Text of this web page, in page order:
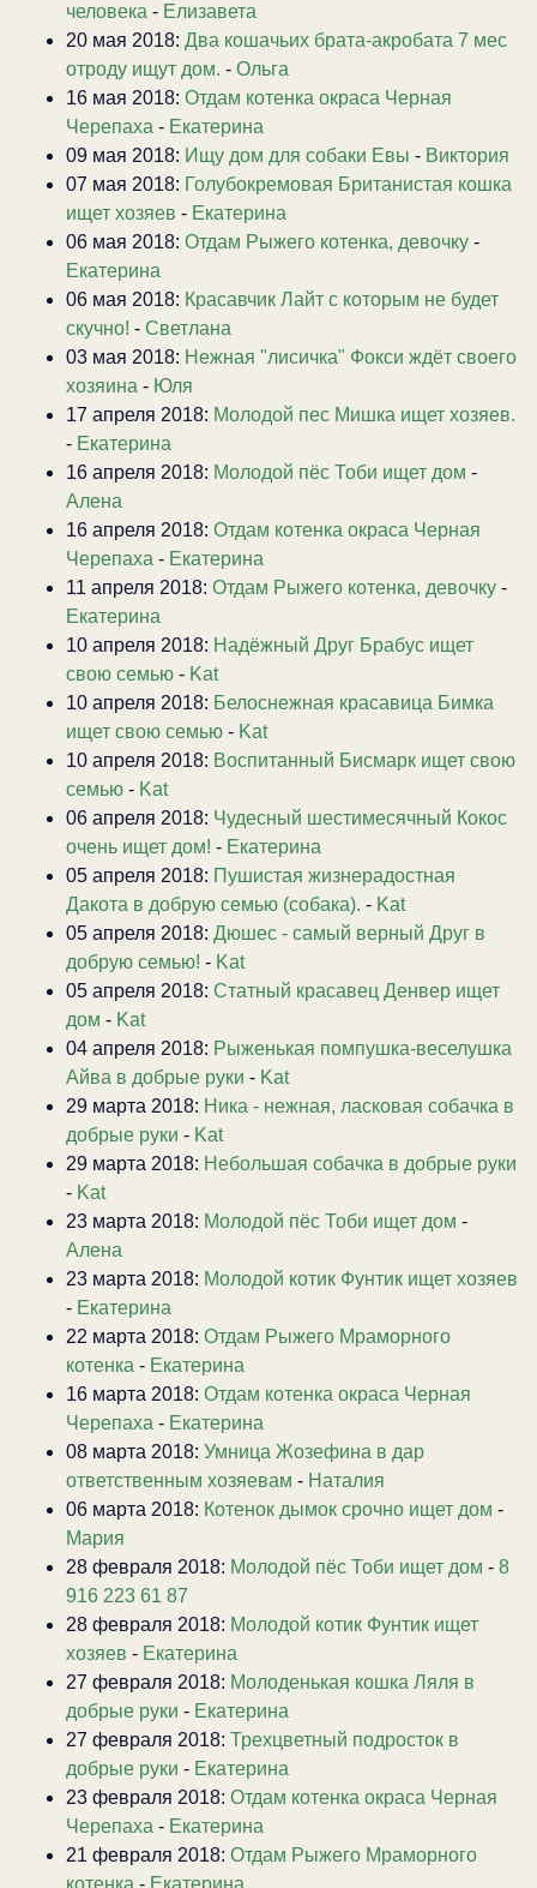
человека - Елизавета
20 мая 2018: Два кошачьих брата-акробата 7 мес
отроду ищут дом. - Ольга
16 мая 2018: Отдам котенка окраса Черная
Черепаха - Екатерина
09 мая 2018: Ищу дом для собаки Евы - Виктория
07 мая 2018: Голубокремовая Британистая кошка
ищет хозяев - Екатерина
06 мая 2018: Отдам Рыжего котенка, девочку -
Екатерина
06 мая 2018: Красавчик Лайт с которым не будет
скучно! - Светлана
03 мая 2018: Нежная "лисичка" Фокси ждёт своего
хозяина - Юля
17 апреля 2018: Молодой пес Мишка ищет хозяев.
- Екатерина
16 апреля 2018: Молодой пёс Тоби ищет дом -
Алена
16 апреля 2018: Отдам котенка окраса Черная
Черепаха - Екатерина
11 апреля 2018: Отдам Рыжего котенка, девочку -
Екатерина
10 апреля 2018: Надёжный Друг Брабус ищет
свою семью - Kat
10 апреля 2018: Белоснежная красавица Бимка
ищет свою семью - Kat
10 апреля 2018: Воспитанный Бисмарк ищет свою
семью - Kat
06 апреля 2018: Чудесный шестимесячный Кокос
очень ищет дом! - Екатерина
05 апреля 2018: Пушистая жизнерадостная
Дакота в добрую семью (собака). - Kat
05 апреля 2018: Дюшес - самый верный Друг в
добрую семью! - Kat
05 апреля 2018: Статный красавец Денвер ищет
дом - Kat
04 апреля 2018: Рыженькая помпушка-веселушка
Айва в добрые руки - Kat
29 марта 2018: Ника - нежная, ласковая собачка в
добрые руки - Kat
29 марта 2018: Небольшая собачка в добрые руки
- Kat
23 марта 2018: Молодой пёс Тоби ищет дом -
Алена
23 марта 2018: Молодой котик Фунтик ищет хозяев
- Екатерина
22 марта 2018: Отдам Рыжего Мраморного
котенка - Екатерина
16 марта 2018: Отдам котенка окраса Черная
Черепаха - Екатерина
08 марта 2018: Умница Жозефина в дар
ответственным хозяевам - Наталия
06 марта 2018: Котенок дымок срочно ищет дом -
Мария
28 февраля 2018: Молодой пёс Тоби ищет дом - 8
916 223 61 87
28 февраля 2018: Молодой котик Фунтик ищет
хозяев - Екатерина
27 февраля 2018: Молоденькая кошка Ляля в
добрые руки - Екатерина
27 февраля 2018: Трехцветный подросток в
добрые руки - Екатерина
23 февраля 2018: Отдам котенка окраса Черная
Черепаха - Екатерина
21 февраля 2018: Отдам Рыжего Мраморного